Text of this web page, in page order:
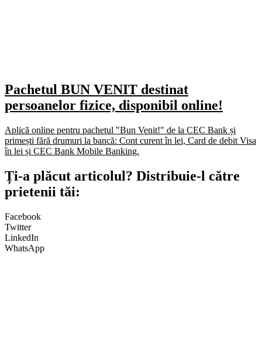
Pachetul BUN VENIT destinat
persoanelor fizice, disponibil online!
Aplică online pentru pachetul "Bun Venit!" de la CEC Bank și
primești fără drumuri la bancă: Cont curent în lei, Card de debit Visa
în lei și CEC Bank Mobile Banking.​
Ți-a plăcut articolul? Distribuie-l către
prietenii tăi:
Facebook
Twitter
LinkedIn
WhatsApp